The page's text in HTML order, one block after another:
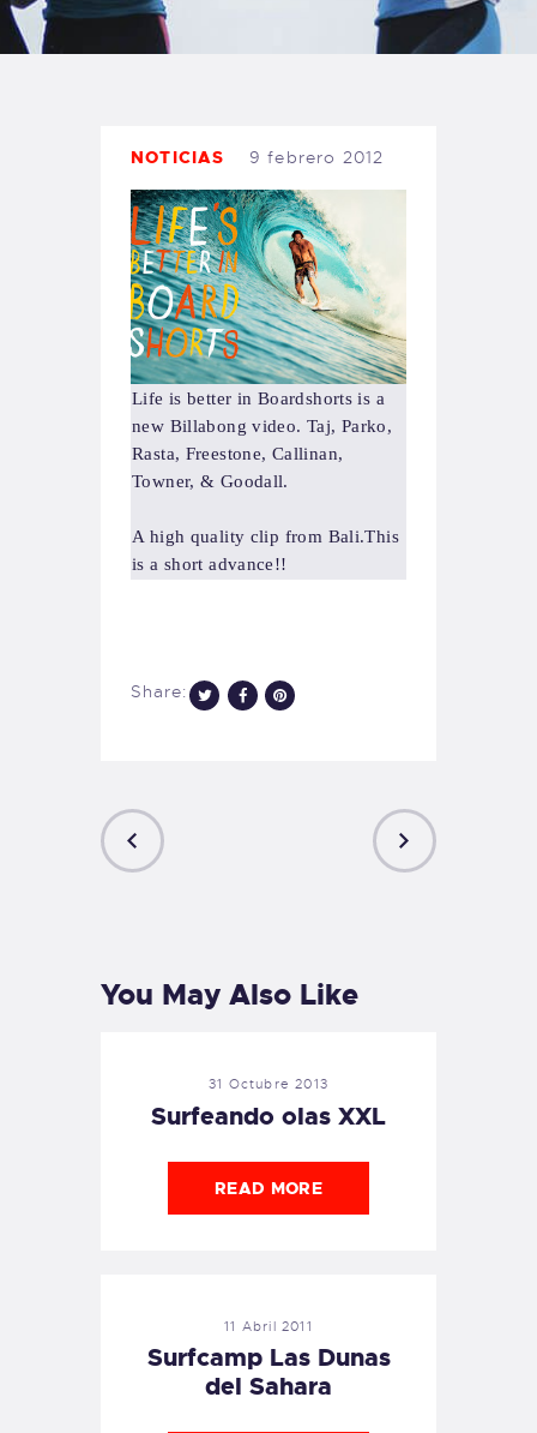
TIENDA FAMILY SURFERS
WEBCAM SALINAS
NOTICIAS 9 febrero 2012
Life is better in Boardshorts is a
new Billabong video. Taj, Parko,
Rasta, Freestone, Callinan,
Towner, & Goodall.
A high quality clip from Bali.This
is a short advance!!
Share:
You May Also Like
31 Octubre 2013
Surfeando olas XXL
READ MORE
11 Abril 2011
Surfcamp Las Dunas
del Sahara